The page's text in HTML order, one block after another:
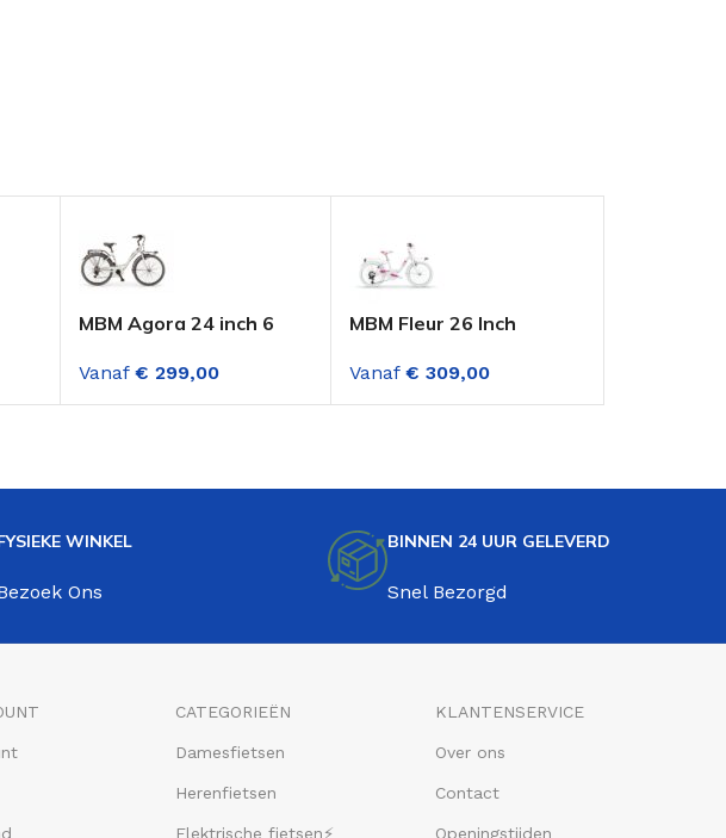
MBM Agora 24 inch 6
Vanaf € 299,00
MBM Fleur 26 Inch
Versnellingen Wit
Vanaf € 309,00
WINKEL
Ons
BINNEN 24 UUR GELEVERD
Snel Bezorgd
CATEGORIEËN
Damesfietsen
Herenfietsen
Elektrische fietsen⚡
KLANTENSERVICE
Over ons
Contact
Openingstijden